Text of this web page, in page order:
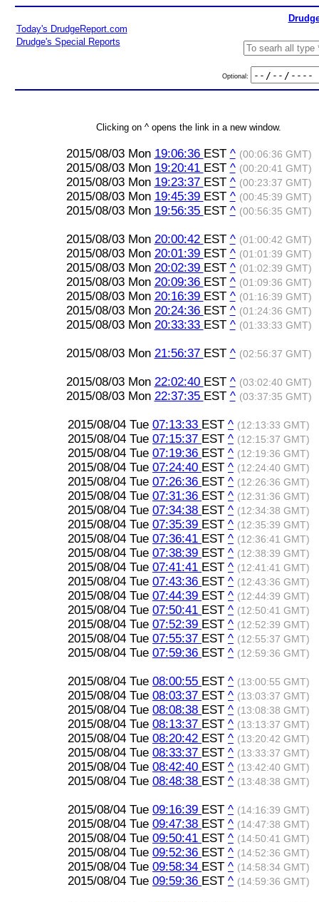
Today's DrudgeReport.com
Drudge's Special Reports
Optional:
Clicking on ^ opens the link in a new window.
2015/08/03 Mon 19:06:36 EST ^ (00:06:36 GMT)
2015/08/03 Mon 19:20:41 EST ^ (00:20:41 GMT)
2015/08/03 Mon 19:23:37 EST ^ (00:23:37 GMT)
2015/08/03 Mon 19:45:39 EST ^ (00:45:39 GMT)
2015/08/03 Mon 19:56:35 EST ^ (00:56:35 GMT)
2015/08/03 Mon 20:00:42 EST ^ (01:00:42 GMT)
2015/08/03 Mon 20:01:39 EST ^ (01:01:39 GMT)
2015/08/03 Mon 20:02:39 EST ^ (01:02:39 GMT)
2015/08/03 Mon 20:09:36 EST ^ (01:09:36 GMT)
2015/08/03 Mon 20:16:39 EST ^ (01:16:39 GMT)
2015/08/03 Mon 20:24:36 EST ^ (01:24:36 GMT)
2015/08/03 Mon 20:33:33 EST ^ (01:33:33 GMT)
2015/08/03 Mon 21:56:37 EST ^ (02:56:37 GMT)
2015/08/03 Mon 22:02:40 EST ^ (03:02:40 GMT)
2015/08/03 Mon 22:37:35 EST ^ (03:37:35 GMT)
2015/08/04 Tue 07:13:33 EST ^ (12:13:33 GMT)
2015/08/04 Tue 07:15:37 EST ^ (12:15:37 GMT)
2015/08/04 Tue 07:19:36 EST ^ (12:19:36 GMT)
2015/08/04 Tue 07:24:40 EST ^ (12:24:40 GMT)
2015/08/04 Tue 07:26:36 EST ^ (12:26:36 GMT)
2015/08/04 Tue 07:31:36 EST ^ (12:31:36 GMT)
2015/08/04 Tue 07:34:38 EST ^ (12:34:38 GMT)
2015/08/04 Tue 07:35:39 EST ^ (12:35:39 GMT)
2015/08/04 Tue 07:36:41 EST ^ (12:36:41 GMT)
2015/08/04 Tue 07:38:39 EST ^ (12:38:39 GMT)
2015/08/04 Tue 07:41:41 EST ^ (12:41:41 GMT)
2015/08/04 Tue 07:43:36 EST ^ (12:43:36 GMT)
2015/08/04 Tue 07:44:39 EST ^ (12:44:39 GMT)
2015/08/04 Tue 07:50:41 EST ^ (12:50:41 GMT)
2015/08/04 Tue 07:52:39 EST ^ (12:52:39 GMT)
2015/08/04 Tue 07:55:37 EST ^ (12:55:37 GMT)
2015/08/04 Tue 07:59:36 EST ^ (12:59:36 GMT)
2015/08/04 Tue 08:00:55 EST ^ (13:00:55 GMT)
2015/08/04 Tue 08:03:37 EST ^ (13:03:37 GMT)
2015/08/04 Tue 08:08:38 EST ^ (13:08:38 GMT)
2015/08/04 Tue 08:13:37 EST ^ (13:13:37 GMT)
2015/08/04 Tue 08:20:42 EST ^ (13:20:42 GMT)
2015/08/04 Tue 08:33:37 EST ^ (13:33:37 GMT)
2015/08/04 Tue 08:42:40 EST ^ (13:42:40 GMT)
2015/08/04 Tue 08:48:38 EST ^ (13:48:38 GMT)
2015/08/04 Tue 09:16:39 EST ^ (14:16:39 GMT)
2015/08/04 Tue 09:47:38 EST ^ (14:47:38 GMT)
2015/08/04 Tue 09:50:41 EST ^ (14:50:41 GMT)
2015/08/04 Tue 09:52:36 EST ^ (14:52:36 GMT)
2015/08/04 Tue 09:58:34 EST ^ (14:58:34 GMT)
2015/08/04 Tue 09:59:36 EST ^ (14:59:36 GMT)